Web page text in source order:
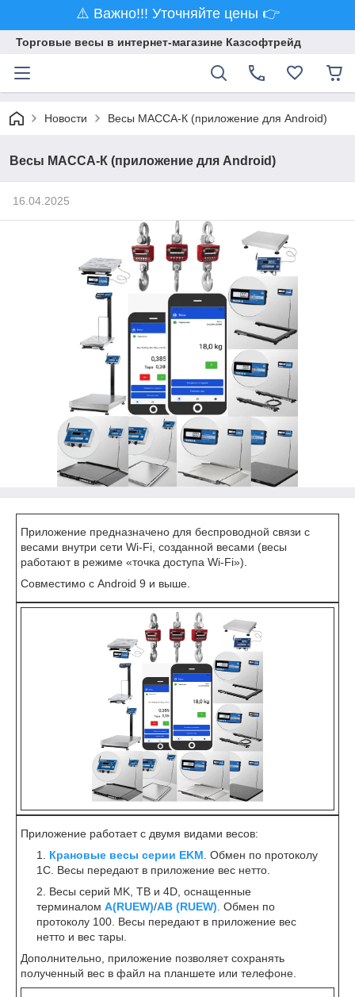
⚠️ Важно!!! Уточняйте цены 👉
Торговые весы в интернет-магазине Казсофтрейд
Новости Весы МАССА-К (приложение для Android)
Весы МАССА-К (приложение для Android)
16.04.2025
Приложение предназначено для беспроводной связи с
весами внутри сети Wi-Fi, созданной весами (весы
работают в режиме «точка доступа Wi-Fi»).
Совместимо с Android 9 и выше.
Приложение работает с двумя видами весов:
Крановые весы серии EKM . Обмен по протоколу
1С. Весы передают в приложение вес нетто.
Весы серий MK, ТВ и 4D, оснащенные
терминалом A(RUEW)/АВ (RUEW) . Обмен по
протоколу 100. Весы передают в приложение вес
нетто и вес тары.
Дополнительно, приложение позволяет сохранять
полученный вес в файл на планшете или телефоне.